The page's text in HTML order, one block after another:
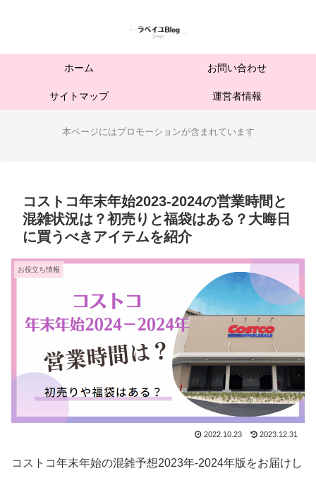
ホーム お問い合わせ
サイトマップ 運営者情報
本ページにはプロモーションが含まれています
コストコ年末年始2023-2024の営業時間と
混雑状況は？初売りと福袋はある？大晦日
に買うべきアイテムを紹介
お役立ち情報
2022.10.23 2023.12.31
コストコ年末年始の混雑予想2023年-2024年版をお届けし